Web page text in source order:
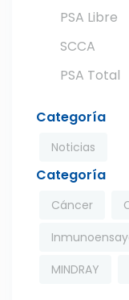
PSA Libre
SCCA
PSA Total
Categoría
Noticias
Categoría
Cáncer
MINDRAY